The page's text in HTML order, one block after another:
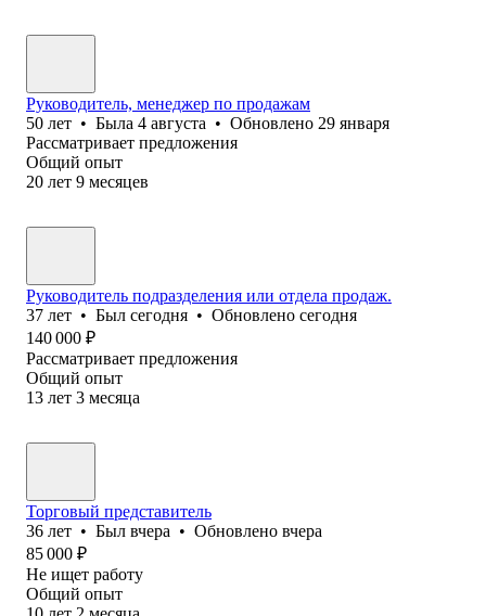
Руководитель, менеджер по продажам
50 лет • Была 4 августа • Обновлено 29 января
Рассматривает предложения
Общий опыт
20 лет 9 месяцев
Руководитель подразделения или отдела продаж.
37 лет • Был сегодня • Обновлено сегодня
140 000 ₽
Рассматривает предложения
Общий опыт
13 лет 3 месяца
Торговый представитель
36 лет • Был вчера • Обновлено вчера
85 000 ₽
Не ищет работу
Общий опыт